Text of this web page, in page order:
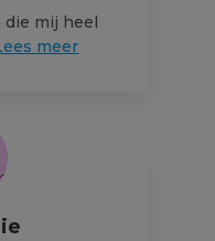
die mij heel
meer